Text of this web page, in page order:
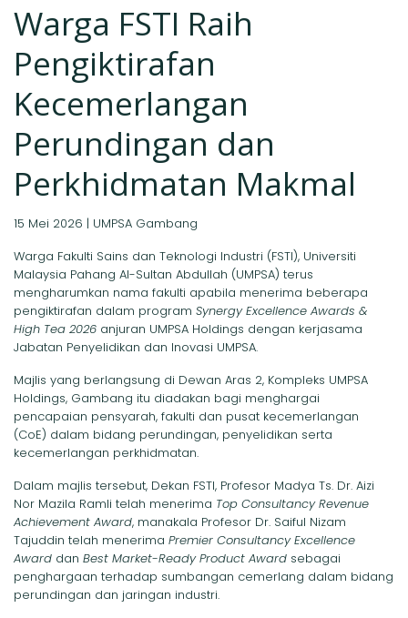
Warga FSTI Raih
Pengiktirafan
Kecemerlangan
Perundingan dan
Perkhidmatan Makmal
15 Mei 2026 | UMPSA Gambang
Warga Fakulti Sains dan Teknologi Industri (FSTI), Universiti
Malaysia Pahang Al-Sultan Abdullah (UMPSA) terus
mengharumkan nama fakulti apabila menerima beberapa
pengiktirafan dalam program Synergy Excellence Awards &
High Tea 2026 anjuran UMPSA Holdings dengan kerjasama
Jabatan Penyelidikan dan Inovasi UMPSA.
Majlis yang berlangsung di Dewan Aras 2, Kompleks UMPSA
Holdings, Gambang itu diadakan bagi menghargai
pencapaian pensyarah, fakulti dan pusat kecemerlangan
(CoE) dalam bidang perundingan, penyelidikan serta
kecemerlangan perkhidmatan.
Dalam majlis tersebut, Dekan FSTI, Profesor Madya Ts. Dr. Aizi
Nor Mazila Ramli telah menerima Top Consultancy Revenue
Achievement Award, manakala Profesor Dr. Saiful Nizam
Tajuddin telah menerima Premier Consultancy Excellence
Award dan Best Market-Ready Product Award sebagai
penghargaan terhadap sumbangan cemerlang dalam bidang
perundingan dan jaringan industri.